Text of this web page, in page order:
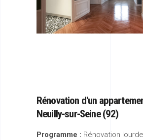
Rénovation d'un
Neuilly-sur-Seine (92)
Programme : Rénovation lourde